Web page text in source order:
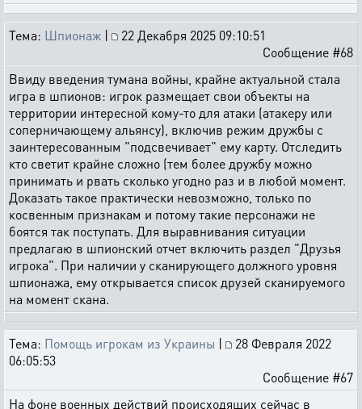
Тема: Шпионаж |
22 Декабря 2025 09:10:51
Сообщение #68
Ввиду введения тумана войны, крайне актуальной стала
игра в шпионов: игрок размещает свои объекты на
территории интересной кому-то для атаки (атакеру или
соперничающему альянсу), включив режим дружбы с
заинтересованным "подсвечивает" ему карту. Отследить
кто светит крайне сложно (тем более дружбу можно
принимать и рвать сколько угодно раз и в любой момент.
Доказать такое практически невозможно, только по
косвенным признакам и потому такие персонажи не
боятся так поступать. Для выравнивания ситуации
предлагаю в шпионский отчет включить раздел "Друзья
игрока". При наличии у сканирующего должного уровня
шпионажа, ему открывается список друзей сканируемого
на момент скана.
Тема: Помощь игрокам из Украины |
28 Февраля 2022
06:05:53
Сообщение #67
На фоне военных действий происходящих сейчас в